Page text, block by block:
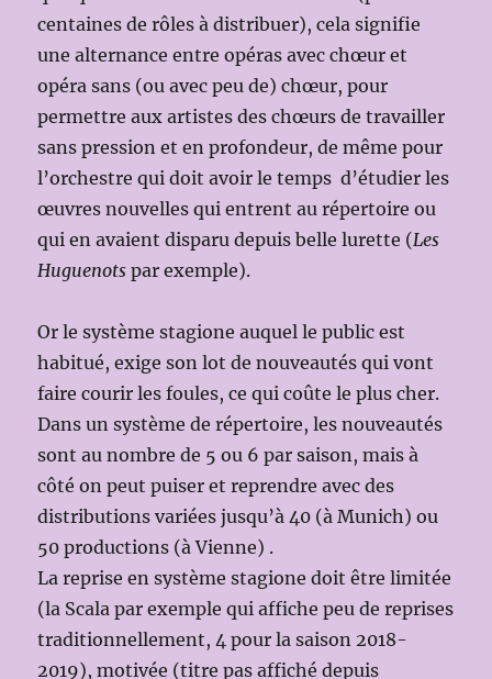
centaines de rôles à distribuer), cela signifie
une alternance entre opéras avec chœur et
opéra sans (ou avec peu de) chœur, pour
permettre aux artistes des chœurs de travailler
sans pression et en profondeur, de même pour
l’orchestre qui doit avoir le temps d’étudier les
œuvres nouvelles qui entrent au répertoire ou
qui en avaient disparu depuis belle lurette (Les
Huguenots par exemple).
Or le système stagione auquel le public est
habitué, exige son lot de nouveautés qui vont
faire courir les foules, ce qui coûte le plus cher.
Dans un système de répertoire, les nouveautés
sont au nombre de 5 ou 6 par saison, mais à
côté on peut puiser et reprendre avec des
distributions variées jusqu’à 40 (à Munich) ou
50 productions (à Vienne) .
La reprise en système stagione doit être limitée
(la Scala par exemple qui affiche peu de reprises
traditionnellement, 4 pour la saison 2018-
2019), motivée (titre pas affiché depuis